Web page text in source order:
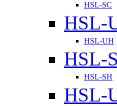
HSL-SC
HSL-
HSL-UH
HSL-
HSL-SH
HSL-